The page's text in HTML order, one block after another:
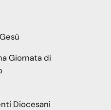
Giornata di
Diocesani